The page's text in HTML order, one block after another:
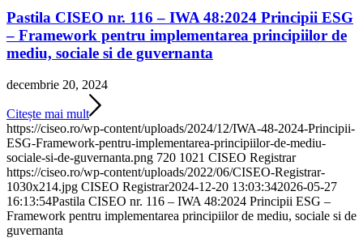
Pastila CISEO nr. 116 – IWA 48:2024 Principii ESG
– Framework pentru implementarea principiilor de
mediu, sociale si de guvernanta
decembrie 20, 2024
Citește mai mult
https://ciseo.ro/wp-content/uploads/2024/12/IWA-48-2024-Principii-
ESG-Framework-pentru-implementarea-principiilor-de-mediu-
sociale-si-de-guvernanta.png 720 1021 CISEO Registrar
https://ciseo.ro/wp-content/uploads/2022/06/CISEO-Registrar-
1030x214.jpg CISEO Registrar2024-12-20 13:03:342026-05-27
16:13:54Pastila CISEO nr. 116 – IWA 48:2024 Principii ESG –
Framework pentru implementarea principiilor de mediu, sociale si de
guvernanta